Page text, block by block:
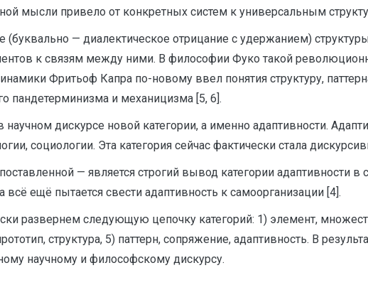
мысли привело от конкретных систем к универсальным
— диалектическое отрицание с удержанием)
к связям между ними. В философии Фуко такой
Фритьоф Капра по-новому ввел понятия структуру,
пандетерминизма и механицизма [5, 6].
дискурсе новой категории, а именно адаптивности.
социологии. Эта категория сейчас фактически стала
— является строгий вывод категории адаптивности в
ещё пытается свести адаптивность к самоорганизации [4].
развернем следующую цепочку категорий: 1) элемент,
структура, 5) паттерн, сопряжение, адаптивность. В
научному и философскому дискурсу.